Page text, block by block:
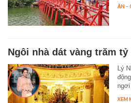
ĂN -
Ngôi nhà dát vàng trăm tỷ
Lý
ngơi
XEM